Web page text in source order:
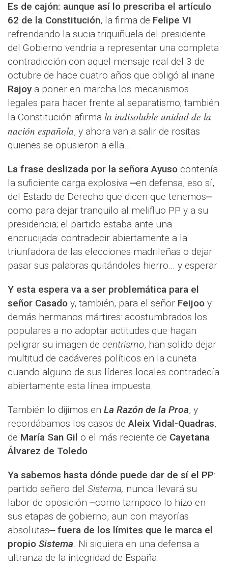
Es de cajón: aunque así lo prescriba el artículo
62 de la Constitución, la firma de Felipe VI
refrendando la sucia triquiñuela del presidente
del Gobierno vendría a representar una completa
contradicción con aquel mensaje real del 3 de
octubre de hace cuatro años que obligó al inane
Rajoy a poner en marcha los mecanismos
legales para hacer frente al separatismo; también
la Constitución afirma la indisoluble unidad de la
nación española, y ahora van a salir de rositas
quienes se opusieron a ella…
La frase deslizada por la señora Ayuso contenía
la suficiente carga explosiva ⎼en defensa, eso sí,
del Estado de Derecho que dicen que tenemos⎼
como para dejar tranquilo al melifluo PP y a su
presidencia; el partido estaba ante una
encrucijada: contradecir abiertamente a la
triunfadora de las elecciones madrileñas o dejar
pasar sus palabras quitándoles hierro… y esperar.
Y esta espera va a ser problemática para el
señor Casado y, también, para el señor Feijoo y
demás hermanos mártires: acostumbrados los
populares a no adoptar actitudes que hagan
peligrar su imagen de centrismo, han solido dejar
multitud de cadáveres políticos en la cuneta
cuando alguno de sus líderes locales contradecía
abiertamente esta línea impuesta.
También lo dijimos en La Razón de la Proa, y
recordábamos los casos deAleix Vidal-Quadras,
de María San Gil o el más reciente de Cayetana
Álvarez de Toledo.
Ya sabemos hasta dónde puede dar de sí el PP:
partido señero del Sistema, nunca llevará su
labor de oposición ⎼como tampoco lo hizo en
sus etapas de gobierno, aun con mayorías
absolutas⎼fuera de los límites que le marca el
propio Sistema. Ni siquiera en una defensa a
ultranza de la integridad de España.